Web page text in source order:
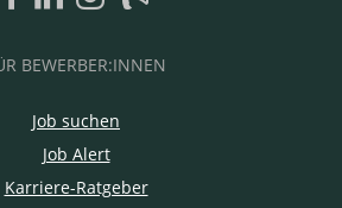
BEWERBER:INNEN
Job suchen
Job Alert
Karriere-Ratgeber